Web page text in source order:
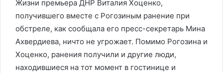
Жизни премьера ДНР Виталия Хоценко,
получившего вместе с Рогозиным ранение при
обстреле, как сообщала его пресс-секретарь Мина
Ахвердиева, ничто не угрожает. Помимо Рогозина и
Хоценко, ранения получили и другие люди,
находившиеся на тот момент в гостинице и